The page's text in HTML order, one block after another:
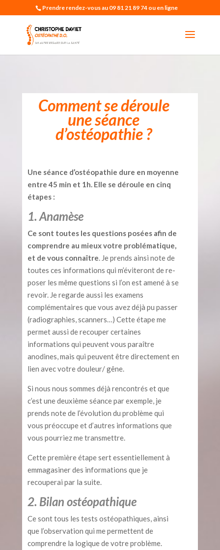
Prendre rendez-vous au 09 81 21 89 74 ou en ligne
Comment se déroule
une séance
d’ostéopathie ?
Une séance d’ostéopathie dure en moyenne
entre 45 min et 1h. Elle se déroule en cinq
étapes :
1. Anamèse
Ce sont toutes les questions posées afin de
comprendre au mieux votre problématique,
et de vous connaître. Je prends ainsi note de
toutes ces informations qui m’éviteront de re-
poser les même questions si l’on est amené à se
revoir. Je regarde aussi les examens
complémentaires que vous avez déjà pu passer
(radiographies, scanners…) Cette étape me
permet aussi de recouper certaines
informations qui peuvent vous paraître
anodines, mais qui peuvent être directement en
lien avec votre douleur/ gêne.
Si nous nous sommes déjà rencontrés et que
c’est une deuxième séance par exemple, je
prends note de l’évolution du problème qui
vous préoccupe et d’autres informations que
vous pourriez me transmettre.
Cette première étape sert essentiellement à
emmagasiner des informations que je
recouperai par la suite.
2. Bilan ostéopathique
Ce sont tous les tests ostéopathiques, ainsi
que l’observation qui me permettent de
comprendre la logique de votre problème.